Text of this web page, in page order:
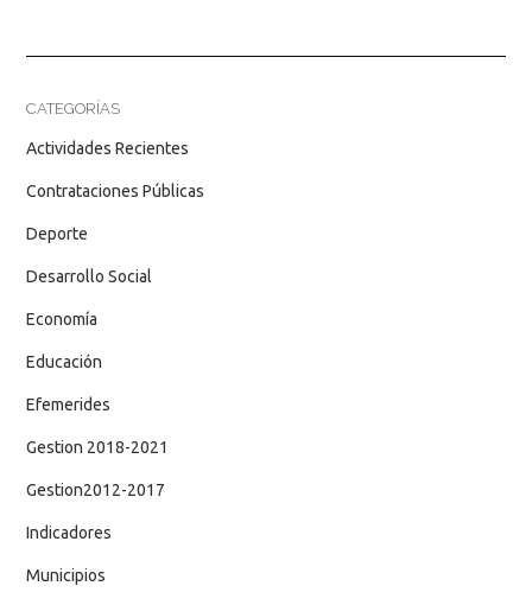
CATEGORÍAS
Actividades Recientes
Contrataciones Públicas
Deporte
Desarrollo Social
Economía
Educación
Efemerides
Gestion 2018-2021
Gestion2012-2017
Indicadores
Municipios